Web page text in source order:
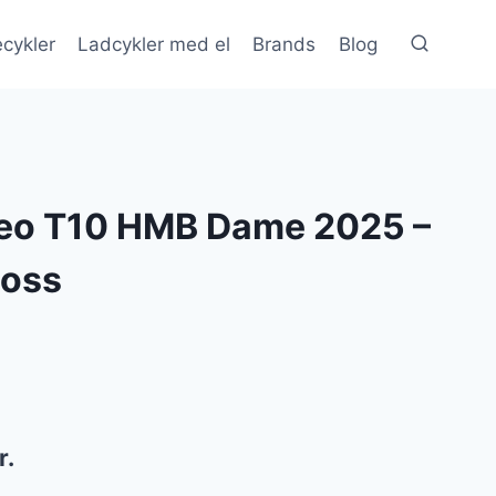
Ladcykler med el Brands Blog
T10 HMB Dame 2025 –
Den